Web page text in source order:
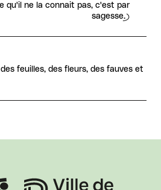
feuilles, des fleurs, des fauves et
qu'il ne la connait pas, c'est par
sagesse.)